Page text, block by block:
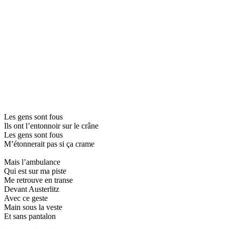
Les gens sont fous
Ils ont l’entonnoir sur le crâne
Les gens sont fous
M’étonnerait pas si ça crame
Mais l’ambulance
Qui est sur ma piste
Me retrouve en transe
Devant Austerlitz
Avec ce geste
Main sous la veste
Et sans pantalon